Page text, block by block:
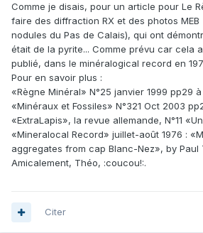
Comme je disais, pour un article pour Le
faire des diffraction RX et des photos
nodules du Pas de Calais), qui ont
était de la pyrite... Comme prévu car cela
publié, dans le minéralogical record en
Pour en savoir plus :
«Règne Minéral» N°25 janvier 1999 pp29 à
«Minéraux et Fossiles» N°321 Oct 2003
«ExtraLapis», la revue allemande, N°11
«Mineralocal Record» juillet-août 1976 :
aggregates from cap Blanc-Nez», by Paul
Amicalement, Théo, :coucou!:.
Citer